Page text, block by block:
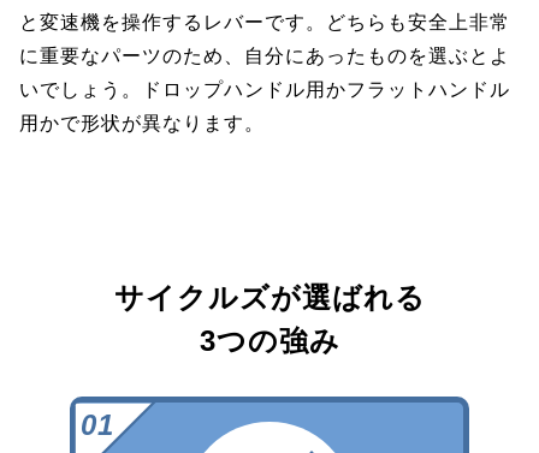
と変速機を操作するレバーです。どちらも安全上非常
に重要なパーツのため、自分にあったものを選ぶとよ
いでしょう。ドロップハンドル用かフラットハンドル
用かで形状が異なります。
サイクルズが選ばれる
3つの強み